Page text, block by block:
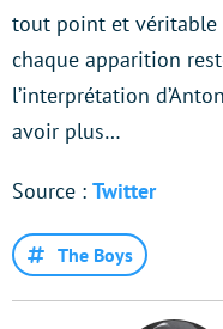
tout point et véritable
chaque apparition
l’interprétation
avoir plus…
Source : Twitter
The Boys